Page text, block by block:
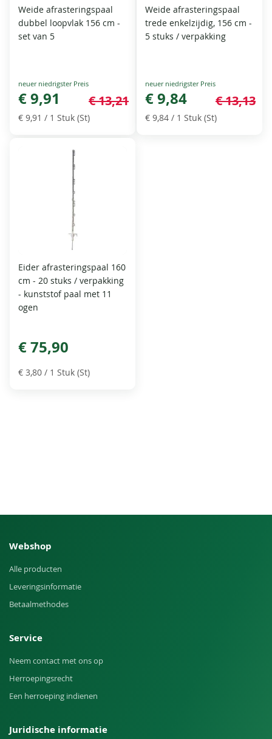
Weide afrasteringspaal
dubbel loopvlak 156 cm -
set van 5
Special
Price
€ 9,91 € 13,21
€ 9,91 / 1 Stuk (St)
Weide afrasteringspaal
trede enkelzijdig, 156 cm -
5 stuks / verpakking
Special
Price
€ 9,84 € 13,13
€ 9,84 / 1 Stuk (St)
Eider afrasteringspaal 160
cm - 20 stuks / verpakking
- kunststof paal met 11
ogen
€ 75,90
€ 3,80 / 1 Stuk (St)
Webshop
Alle producten
Leveringsinformatie
Betaalmethodes
Service
Neem contact met ons op
Herroepingsrecht
Een herroeping indienen
Juridische informatie